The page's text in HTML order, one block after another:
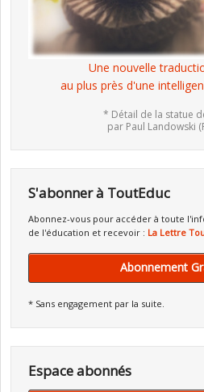
Une nouvelle
au plus près d'une
* Détail de la statue
par Paul Landowski
S'abonner à ToutEduc
Abonnez-vous pour accéder à toute
de l'éducation et recevoir : La Lettre
Abonnement
* Sans engagement par la suite.
Espace abonnés